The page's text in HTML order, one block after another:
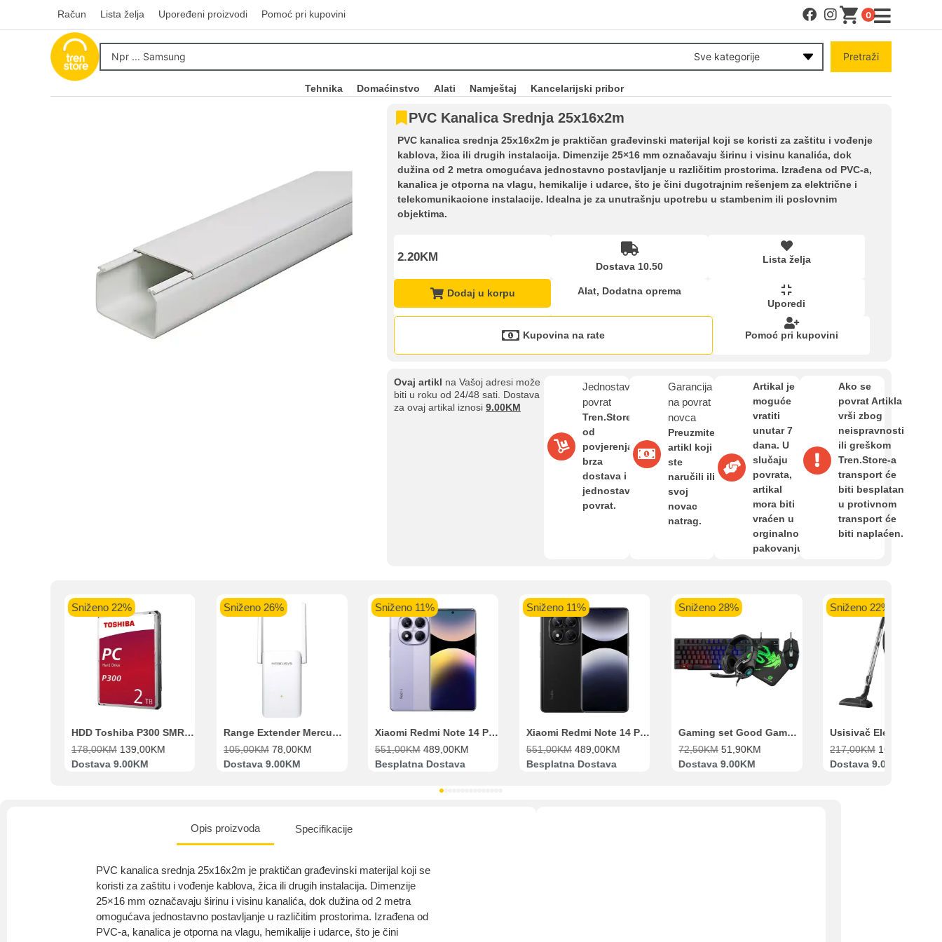
Račun Lista želja Upoređeni proizvodi Pomoć pri kupovini 0
Sve kategorije Pretraži
Tehnika Domaćinstvo Alati Namještaj Kancelarijski pribor
PVC Kanalica Srednja 25x16x2m
PVC kanalica srednja 25x16x2m je praktičan građevinski materijal koji se koristi za zaštitu i vođenje
kablova, žica ili drugih instalacija. Dimenzije 25×16 mm označavaju širinu i visinu kanalića, dok
dužina od 2 metra omogućava jednostavno postavljanje u različitim prostorima. Izrađena od PVC-a,
kanalica je otporna na vlagu, hemikalije i udarce, što je čini dugotrajnim rešenjem za električne i
telekomunikacione instalacije. Idealna je za unutrašnju upotrebu u stambenim ili poslovnim
objektima.
2.20KM
Dostava 10.50
Lista želja
Dodaj u korpu Alat, Dodatna oprema
Uporedi
Kupovina na rate Pomoć pri kupovini
Ovaj artikl na Vašoj adresi može
biti u roku od 24/48 sati. Dostava
za ovaj artikal iznosi 9.00KM
Jednostavan
povrat
Tren.Store
od
povjerenja,
brza
dostava i
jednostavan
povrat.
Garancija
na povrat
novca
Preuzmite
artikl koji
ste
naručili ili
svoj
novac
natrag.
Artikal je
moguće
vratiti
unutar 7
dana. U
slučaju
povrata,
artikal
mora biti
vraćen u
orginalnom
pakovanju.
Ako se
povrat Artikla
vrši zbog
neispravnosti
ili greškom
Tren.Store-a
transport će
biti besplatan
u protivnom
transport će
biti naplaćen.
Sniženo 22%
HDD Toshiba P300 SMR 3.5″ 2TB SATA III
178,00KM 139,00KM
Dostava 9.00KM
Sniženo 26%
Range Extender Mercusys AX3000 ME80X Wi-Fi 6
105,00KM 78,00KM
Dostava 9.00KM
Sniženo 11%
Xiaomi Redmi Note 14 Pro 8GB 256GB Ljubičasti
551,00KM 489,00KM
Besplatna Dostava
Sniženo 11%
Xiaomi Redmi Note 14 Pro 8GB 256GB Crni
551,00KM 489,00KM
Besplatna Dostava
Sniženo 28%
Gaming set Good Game Tastatura, Miš, Slušalice i podloga za miš
72,50KM 51,90KM
Dostava 9.00KM
Sniženo 22%
217,00KM 169,00
Dostava 9.00KM
Opis proizvoda Specifikacije
PVC kanalica srednja 25x16x2m je praktičan građevinski materijal koji se
koristi za zaštitu i vođenje kablova, žica ili drugih instalacija. Dimenzije
25×16 mm označavaju širinu i visinu kanalića, dok dužina od 2 metra
omogućava jednostavno postavljanje u različitim prostorima. Izrađena od
PVC-a, kanalica je otporna na vlagu, hemikalije i udarce, što je čini
Račun
Kupovina na rate
Zahtjev za reklamaciju
Privatnost kupca
Uvjeti i odredbe
Kupovina na rate
Sve je lakše kad se podijeli!
Intesa Sanpaolo banka
UniCredit banka
UniCredit banka VISA
Obročna do 24 rate
Sparkasse banka
MasterCard
Shop'n'Fun do 36 rata
Raiffeisen banka VISA
Magic Card do 36 rata
Bit će uračunati bankarski troškovi u iznosi od 3.5%